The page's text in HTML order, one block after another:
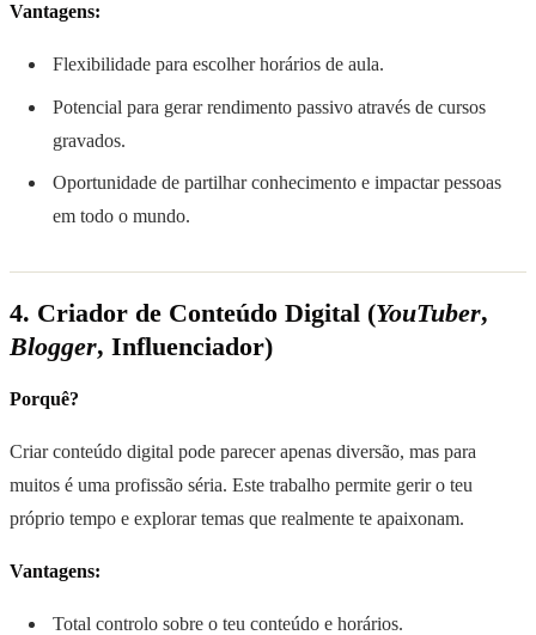
Vantagens:
Flexibilidade para escolher horários de aula.
Potencial para gerar rendimento passivo através de cursos
gravados.
Oportunidade de partilhar conhecimento e impactar pessoas
em todo o mundo.
4. Criador de Conteúdo Digital (YouTuber,
Blogger, Influenciador)
Porquê?
Criar conteúdo digital pode parecer apenas diversão, mas para
muitos é uma profissão séria. Este trabalho permite gerir o teu
próprio tempo e explorar temas que realmente te apaixonam.
Vantagens:
Total controlo sobre o teu conteúdo e horários.